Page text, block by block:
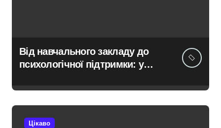
Від навчального закладу до
психологічної підтримки: у
унікальний маршрут для
молоді
Цікаво